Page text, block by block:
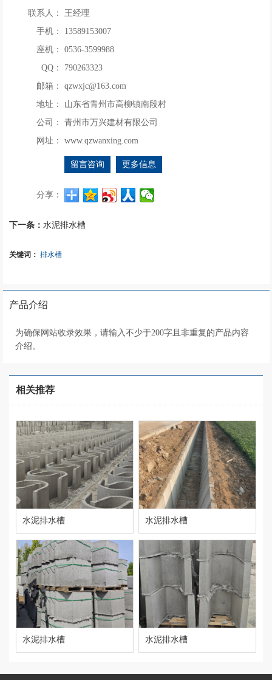
联系人：
王经理
手机：
13589153007
座机：
0536-3599988
QQ：
790263323
邮箱：
qzwxjc@163.com
地址：
山东省青州市高柳镇南段村
公司：
青州市万兴建材有限公司
网址：
www.qzwanxing.com
留言咨询 更多信息
分享：
下一条：水泥排水槽
关键词：排水槽
产品介绍
为确保网站收录效果，请输入不少于200字且非重复的产品内容
介绍。
相关推荐
水泥排水槽 水泥排水槽
水泥排水槽 水泥排水槽